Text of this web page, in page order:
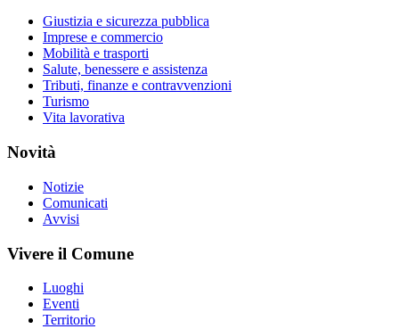
Giustizia e sicurezza pubblica
Imprese e commercio
Mobilità e trasporti
Salute, benessere e assistenza
Tributi, finanze e contravvenzioni
Turismo
Vita lavorativa
Novità
Notizie
Comunicati
Avvisi
Vivere il Comune
Luoghi
Eventi
Territorio